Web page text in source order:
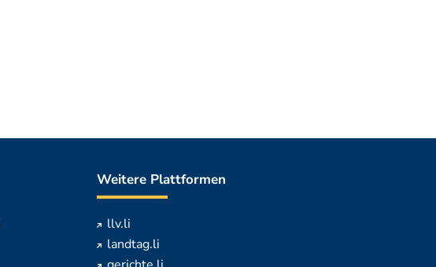
Weitere Plattformen
llv.li
landtag.li